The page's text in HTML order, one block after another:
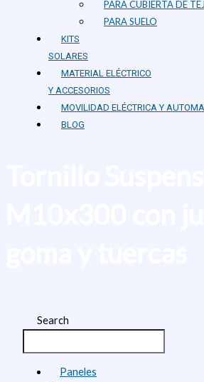
PARA CUBIERTA DE
PARA SUELO
KITS
SOLARES
MATERIAL ELÉCTRICO
Y ACCESORIOS
MOVILIDAD ELÉCTRICA Y
BLOG
Search
Paneles